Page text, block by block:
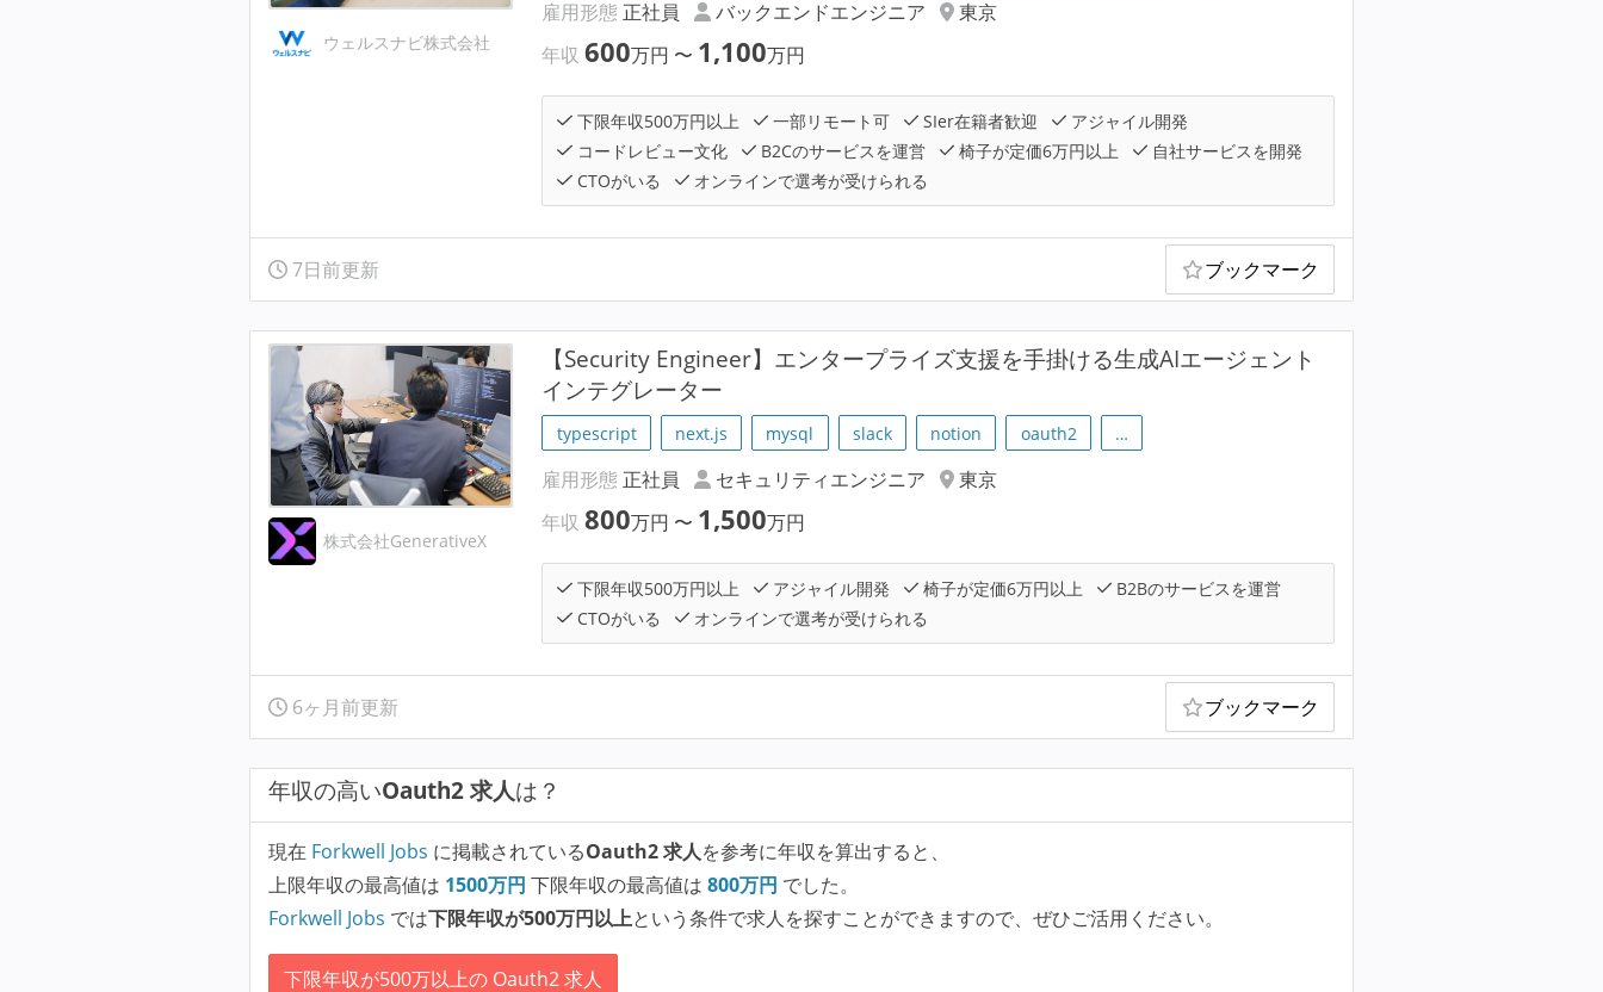
ウェルスナビ株式会社
雇用形態 正社員 バックエンドエンジニア
東京
年収600万円 〜 1,100万円
下限年収500万円以上 一部リモート可 SIer在籍者歓迎
アジャイル開発
コードレビュー文化
B2Cのサービスを運営 椅子が定価6万円以上
自社サービスを開発
CTOがいる
オンラインで選考が受けられる
7日前更新 ブックマーク
株式会社GenerativeX
【Security Engineer】エンタープライズ支援を手掛ける生成AIエージェント
インテグレーター
typescript next.js mysql slack notion oauth2 …
雇用形態 正社員 セキュリティエンジニア
東京
年収800万円 〜 1,500万円
下限年収500万円以上 アジャイル開発 椅子が定価6万円以上
B2Bのサービスを運営
CTOがいる
オンラインで選考が受けられる
6ヶ月前更新 ブックマーク
年収の高いOauth2 求人は？
現在 Forkwell Jobs に掲載されているOauth2 求人を参考に年収を算出すると、
上限年収の最高値は 1500万円 下限年収の最高値は 800万円 でした。
Forkwell Jobs では下限年収が500万円以上という条件で求人を探すことができますので、ぜひご活用ください。
下限年収が500万以上の Oauth2 求人